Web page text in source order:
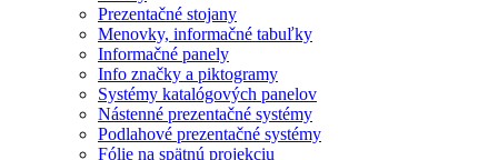
Prezentačné stojany
Menovky, informačné tabuľky
Informačné panely
Info značky a piktogramy
Systémy katalógových panelov
Nástenné prezentačné systémy
Podlahové prezentačné systémy
Fólie na spätnú projekciu